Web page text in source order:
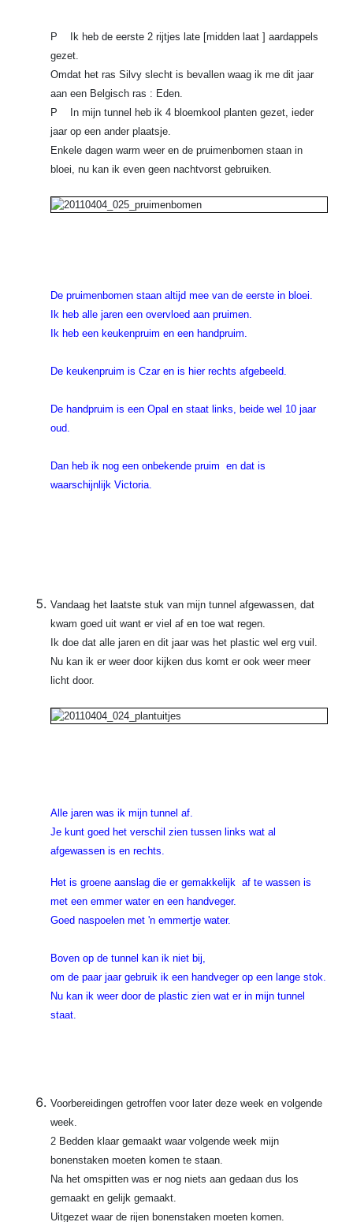
P Ik heb de eerste 2 rijtjes late [midden laat ] aardappels
gezet.
Omdat het ras Silvy slecht is bevallen waag ik me dit jaar
aan een Belgisch ras : Eden.
P In mijn tunnel heb ik 4 bloemkool planten gezet, ieder
jaar op een ander plaatsje.
Enkele dagen warm weer en de pruimenbomen staan in
bloei, nu kan ik even geen nachtvorst gebruiken.
De pruimenbomen staan altijd mee van de eerste in bloei.
Ik heb alle jaren een overvloed aan pruimen.
Ik heb een keukenpruim en een handpruim.
De keukenpruim is Czar en is hier rechts afgebeeld.
De handpruim is een Opal en staat links, beide wel 10 jaar
oud.
Dan heb ik nog een onbekende pruim en dat is
waarschijnlijk Victoria.
Vandaag het laatste stuk van mijn tunnel afgewassen, dat
kwam goed uit want er viel af en toe wat regen.
Ik doe dat alle jaren en dit jaar was het plastic wel erg vuil.
Nu kan ik er weer door kijken dus komt er ook weer meer
licht door.
Alle jaren was ik mijn tunnel af.
Je kunt goed het verschil zien tussen links wat al
afgewassen is en rechts.
Het is groene aanslag die er gemakkelijk af te wassen is
met een emmer water en een handveger.
Goed naspoelen met 'n emmertje water.
Boven op de tunnel kan ik niet bij,
om de paar jaar gebruik ik een handveger op een lange stok.
Nu kan ik weer door de plastic zien wat er in mijn tunnel
staat.
Voorbereidingen getroffen voor later deze week en volgende
week.
2 Bedden klaar gemaakt waar volgende week mijn
bonenstaken moeten komen te staan.
Na het omspitten was er nog niets aan gedaan dus los
gemaakt en gelijk gemaakt.
Uitgezet waar de rijen bonenstaken moeten komen.